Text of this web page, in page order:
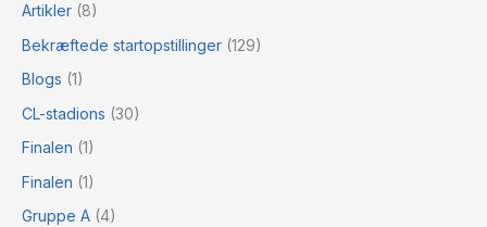
Artikler (8)
Bekræftede startopstillinger (129)
Blogs (1)
CL-stadions (30)
Finalen (1)
Finalen (1)
Gruppe A (4)